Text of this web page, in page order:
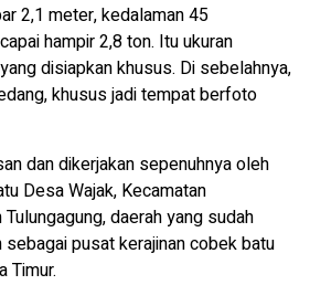
2,1 meter, kedalaman 45
hampir 2,8 ton. Itu ukuran
disiapkan khusus. Di sebelahnya,
khusus jadi tempat berfoto
dan dikerjakan sepenuhnya oleh
Desa Wajak, Kecamatan
daerah yang sudah
sebagai pusat kerajinan cobek batu
Timur.